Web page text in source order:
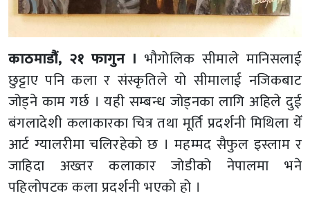
काठमाडौं, २१ फागुन । भौगोलिक सीमाले मानिसलाई
छुट्टाए पनि कला र संस्कृतिले यो सीमालाई नजिकबाट
जोड्ने काम गर्छ । यही सम्बन्ध जोड्नका लागि अहिले दुई
बंगलादेशी कलाकारका चित्र तथा मूर्ति प्रदर्शनी मिथिला येँ
आर्ट ग्यालरीमा चलिरहेको छ । महम्मद सैफुल इस्लाम र
जाहिदा अख्तर कलाकार जोडीको नेपालमा भने
पहिलोपटक कला प्रदर्शनी भएको हो ।